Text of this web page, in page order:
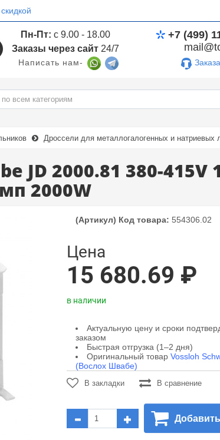
Пн-Пт: с 9.00 - 18.00
Заказы через сайт 24/7
Написать нам-
+7 (499)
Дроссели для металлогалогенных и натриевых
JD 2000.81 380-415V
2000W
(Артикул) Код товара: 554306.02
Цена
15 680.69 ₽
в наличии
Актуальную цену и сроки
заказом
Быстрая отгрузка (1–2 дня)
Оригинальный товар Vossloh
(Вослох Швабе)
В закладки В сравнение